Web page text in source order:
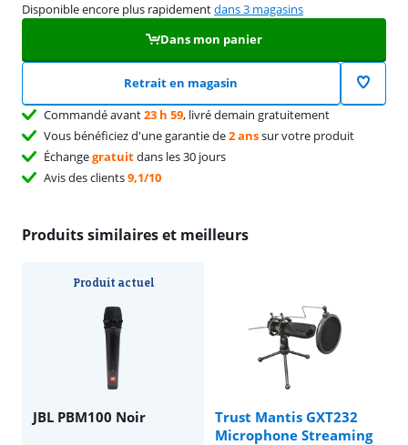
Disponible encore plus rapidementdans 3 magasins
Dans mon panier
Retrait en magasin
Commandé avant23 h 59, livré demain gratuitement
Vous bénéficiez d'une garantie de2 anssur votre produit
Échangegratuitdans les 30 jours
Avis des clients9,1/10
Produits similaires et meilleurs
Produit actuel
JBL PBM100 Noir
Trust Mantis GXT232
Microphone Streaming